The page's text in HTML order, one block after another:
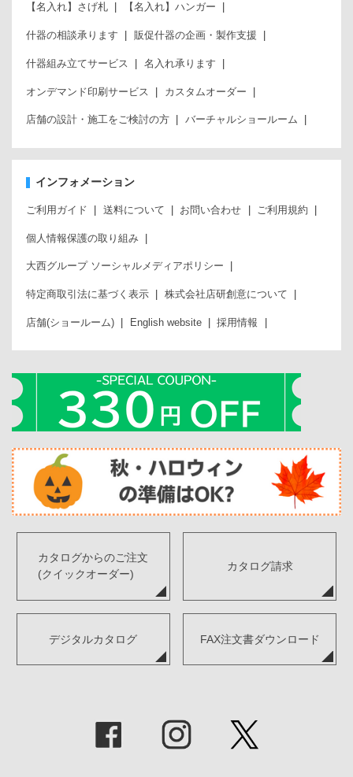
【名入れ】さげ札 【名入れ】ハンガー
什器の相談承ります 販促什器の企画・製作支援
什器組み立てサービス 名入れ承ります
オンデマンド印刷サービス カスタムオーダー
店舗の設計・施工をご検討の方 バーチャルショールーム
インフォメーション
ご利用ガイド 送料について お問い合わせ ご利用規約
個人情報保護の取り組み
大西グループ ソーシャルメディアポリシー
特定商取引法に基づく表示 株式会社店研創意について
店舗(ショールーム) English website 採用情報
カタログからのご注文
(クイックオーダー)
カタログ請求
デジタルカタログ FAX注文書ダウンロード